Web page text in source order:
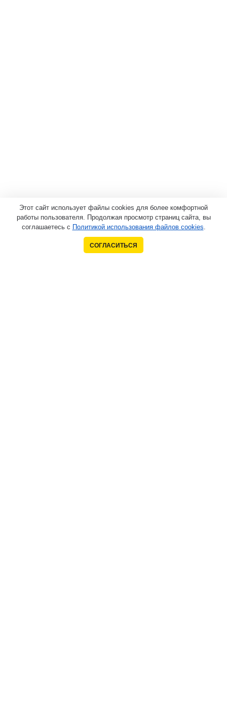
Этот сайт использует файлы cookies для более комфортной
работы пользователя. Продолжая просмотр страниц сайта, вы
соглашаетесь с Политикой использования файлов cookies.
СОГЛАСИТЬСЯ